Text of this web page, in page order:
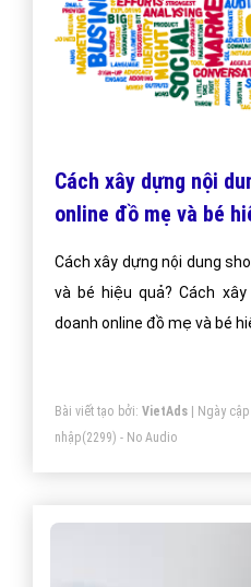
Cách xây dựng nội
online đồ mẹ và bé
Cách xây dựng nội dung
và bé hiệu quả? Cách
doanh online đồ mẹ và bé
Bài viết tạo bởi: VietAds| Ngày cập
nhập(2299) - No Audio